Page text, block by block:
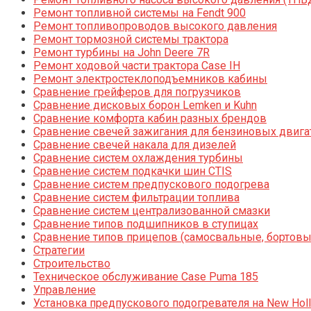
Ремонт топливной системы на Fendt 900
Ремонт топливопроводов высокого давления
Ремонт тормозной системы трактора
Ремонт турбины на John Deere 7R
Ремонт ходовой части трактора Case IH
Ремонт электростеклоподъемников кабины
Сравнение грейферов для погрузчиков
Сравнение дисковых борон Lemken и Kuhn
Сравнение комфорта кабин разных брендов
Сравнение свечей зажигания для бензиновых
Сравнение свечей накала для дизелей
Сравнение систем охлаждения турбины
Сравнение систем подкачки шин CTIS
Сравнение систем предпускового подогрева
Сравнение систем фильтрации топлива
Сравнение систем централизованной смазки
Сравнение типов подшипников в ступицах
Сравнение типов прицепов (самосвальные,
Стратегии
Строительство
Техническое обслуживание Case Puma 185
Управление
Установка предпускового подогревателя на New